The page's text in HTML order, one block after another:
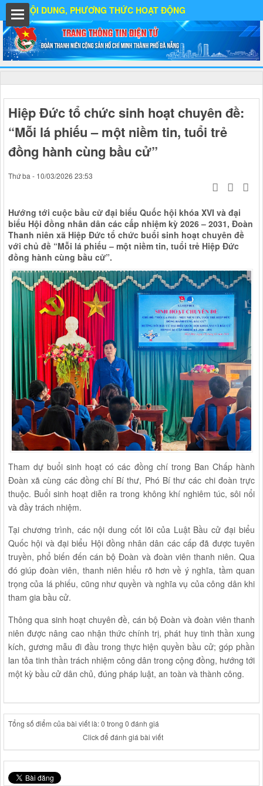
PHƯƠNG THỨC HOẠT ĐỘNG
Hiệp Đức tổ chức sinh hoạt chuyên đề:
“Mỗi lá phiếu – một niềm tin, tuổi trẻ
đồng hành cùng bầu cử”
Thứ ba - 10/03/2026 23:53
Hướng tới cuộc bầu cử đại biểu Quốc hội khóa XVI và đại
biểu Hội đồng nhân dân các cấp nhiệm kỳ 2026 – 2031, Đoàn
Thanh niên xã Hiệp Đức tổ chức buổi sinh hoạt chuyên đề
với chủ đề “Mỗi lá phiếu – một niềm tin, tuổi trẻ Hiệp Đức
đồng hành cùng bầu cử”.
Tham dự buổi sinh hoạt có các đồng chí trong Ban Chấp hành
Đoàn xã cùng các đồng chí Bí thư, Phó Bí thư các chi đoàn trực
thuộc. Buổi sinh hoạt diễn ra trong không khí nghiêm túc, sôi nổi
và đầy trách nhiệm.
Tại chương trình, các nội dung cốt lõi của Luật Bầu cử đại biểu
Quốc hội và đại biểu Hội đồng nhân dân các cấp đã được tuyên
truyền, phổ biến đến cán bộ Đoàn và đoàn viên thanh niên. Qua
đó giúp đoàn viên, thanh niên hiểu rõ hơn về ý nghĩa, tầm quan
trọng của lá phiếu, cũng như quyền và nghĩa vụ của công dân khi
tham gia bầu cử.
Thông qua sinh hoạt chuyên đề, cán bộ Đoàn và đoàn viên thanh
niên được nâng cao nhận thức chính trị, phát huy tinh thần xung
kích, gương mẫu đi đầu trong thực hiện quyền bầu cử; góp phần
lan tỏa tinh thần trách nhiệm công dân trong cộng đồng, hướng tới
một kỳ bầu cử dân chủ, đúng pháp luật, an toàn và thành công.
Tổng số điểm của bài viết là: 0 trong 0 đánh giá
Click để đánh giá bài viết